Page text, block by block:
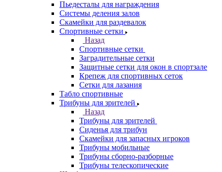
Пьедесталы для награждения
Системы деления залов
Скамейки для раздевалок
Спортивные сетки
Назад
Спортивные сетки
Заградительные сетки
Защитные сетки для окон в спортзале
Крепеж для спортивных сеток
Сетки для лазания
Табло спортивные
Трибуны для зрителей
Назад
Трибуны для зрителей
Сиденья для трибун
Скамейки для запасных игроков
Трибуны мобильные
Трибуны сборно-разборные
Трибуны телескопические